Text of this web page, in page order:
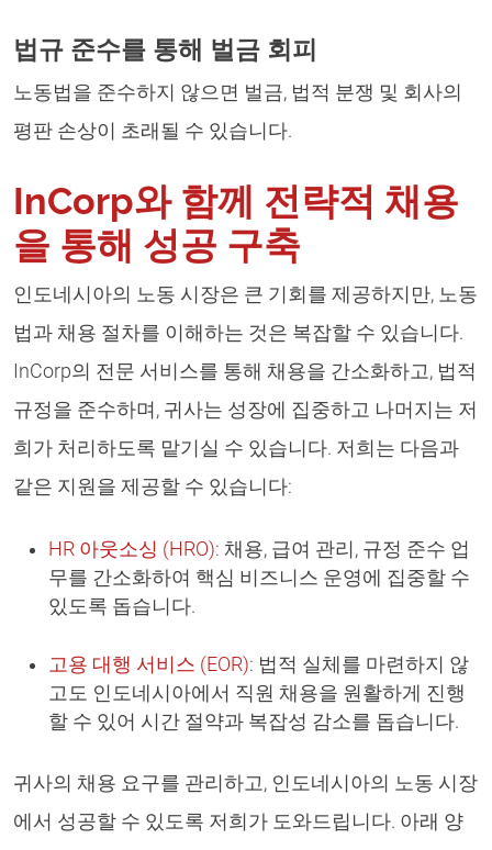
법규 준수를 통해 벌금 회피
노동법을 준수하지 않으면 벌금, 법적 분쟁 및 회사의
평판 손상이 초래될 수 있습니다.
InCorp와 함께 전략적 채용
을 통해 성공 구축
인도네시아의 노동 시장은 큰 기회를 제공하지만, 노동
법과 채용 절차를 이해하는 것은 복잡할 수 있습니다.
InCorp의 전문 서비스를 통해 채용을 간소화하고, 법적
규정을 준수하며, 귀사는 성장에 집중하고 나머지는 저
희가 처리하도록 맡기실 수 있습니다. 저희는 다음과
같은 지원을 제공할 수 있습니다:
HR 아웃소싱 (HRO): 채용, 급여 관리, 규정 준수 업
무를 간소화하여 핵심 비즈니스 운영에 집중할 수
있도록 돕습니다.
고용 대행 서비스 (EOR): 법적 실체를 마련하지 않
고도 인도네시아에서 직원 채용을 원활하게 진행
할 수 있어 시간 절약과 복잡성 감소를 돕습니다.
귀사의 채용 요구를 관리하고, 인도네시아의 노동 시장
에서 성공할 수 있도록 저희가 도와드립니다. 아래 양